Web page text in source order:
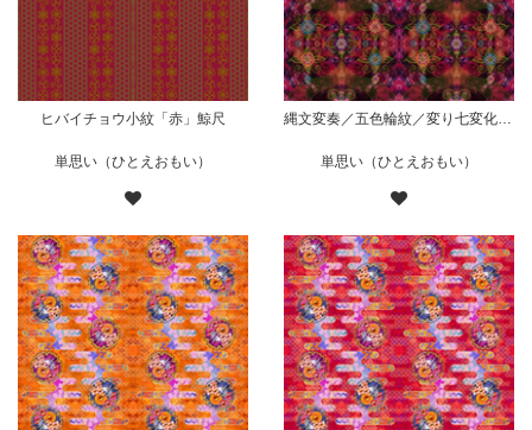
ヒバイチョウ小紋「赤」鯨尺
単思い（ひとえおもい）
縄文変奏／五色輪紋／変り七変化／華／赤
単思い（ひとえおもい）